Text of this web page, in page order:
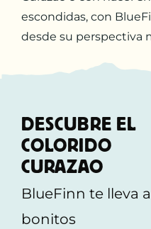
escondidas, con
desde su perspectiva
DESCUBRE EL
COLORIDO
CURAZAO
BlueFinn te lleva
bonitos